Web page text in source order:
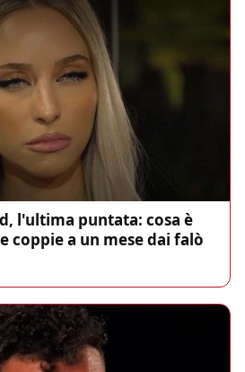
l'ultima puntata: cosa è
coppie a un mese dai falò